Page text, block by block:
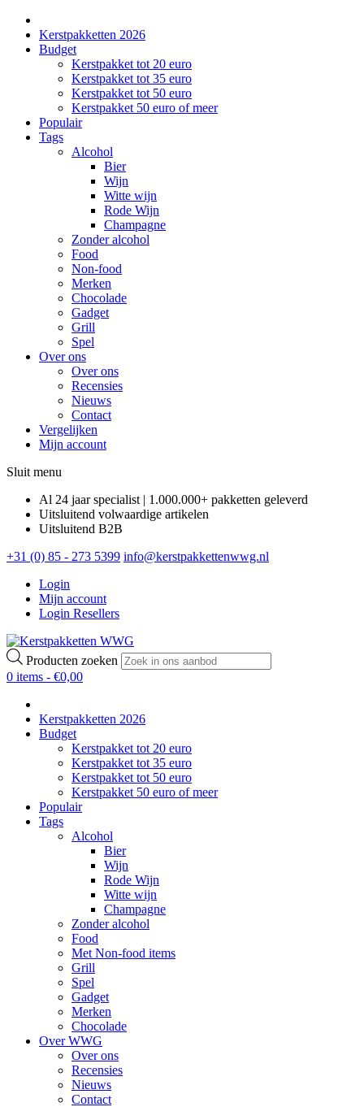
Kerstpakketten 2026
Budget
Kerstpakket tot 20 euro
Kerstpakket tot 35 euro
Kerstpakket tot 50 euro
Kerstpakket 50 euro of meer
Populair
Tags
Alcohol
Bier
Wijn
Witte wijn
Rode Wijn
Champagne
Zonder alcohol
Food
Non-food
Merken
Chocolade
Gadget
Grill
Spel
Over ons
Over ons
Recensies
Nieuws
Contact
Vergelijken
Mijn account
Sluit menu
Al 24 jaar specialist | 1.000.000+ pakketten geleverd
Uitsluitend volwaardige artikelen
Uitsluitend B2B
+31 (0) 85 - 273 5399 info@kerstpakkettenwwg.nl
Login
Mijn account
Login Resellers
Producten zoeken
0 items - €0,00
Kerstpakketten 2026
Budget
Kerstpakket tot 20 euro
Kerstpakket tot 35 euro
Kerstpakket tot 50 euro
Kerstpakket 50 euro of meer
Populair
Tags
Alcohol
Bier
Wijn
Rode Wijn
Witte wijn
Champagne
Zonder alcohol
Food
Met Non-food items
Grill
Spel
Gadget
Merken
Chocolade
Over WWG
Over ons
Recensies
Nieuws
Contact